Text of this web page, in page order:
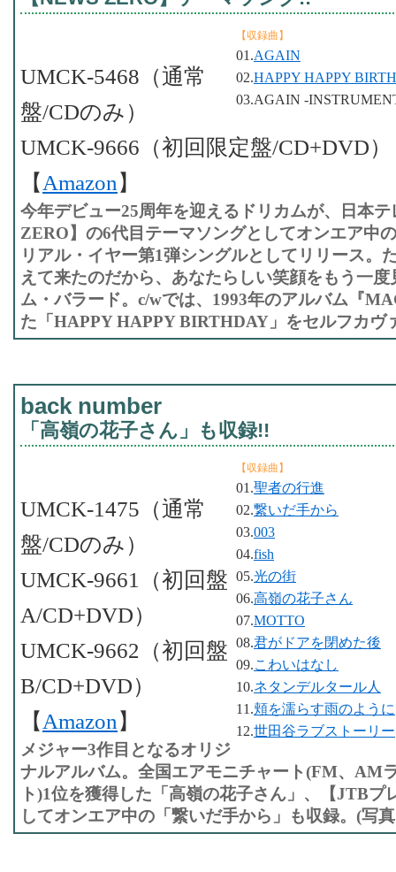
【収録曲】
01.AGAIN
02.HAPPY HAPPY
03.AGAIN -
UMCK-5468（通常
盤/CDのみ）
UMCK-9666（初回限定盤/CD+DVD）
【 Amazon 】
今年デビュー25周年を迎えるドリカムが、日本
ZERO】の6代目テーマソングとしてオンエア中
リアル・イヤー第1弾シングルとしてリリース。
えて来たのだから、あなたらしい笑顔をもう一
ム・バラード。c/wでは、1993年のアルバム『
た「HAPPY HAPPY BIRTHDAY」をセルフカヴ
back number
「高嶺の花子さん」も収録!!
【収録曲】
01.聖者の行進
02.繋いだ手から
03.003
04.fish
05.光の街
06.高嶺の花子さん
07.MOTTO
08.君がドアを閉めた後
09.こわいはなし
10.ネタンデルタール人
11.頬を濡らす雨のように
12.世田谷ラブストーリー
UMCK-1475（通常
盤/CDのみ）
UMCK-9661（初回盤
A/CD+DVD）
UMCK-9662（初回盤
B/CD+DVD）
【 Amazon 】
メジャー3作目となるオリジ
ナルアルバム。全国エアモニチャート(FM、AM
ト)1位を獲得した「高嶺の花子さん」、【JTB
してオンエア中の「繋いだ手から」も収録。(写